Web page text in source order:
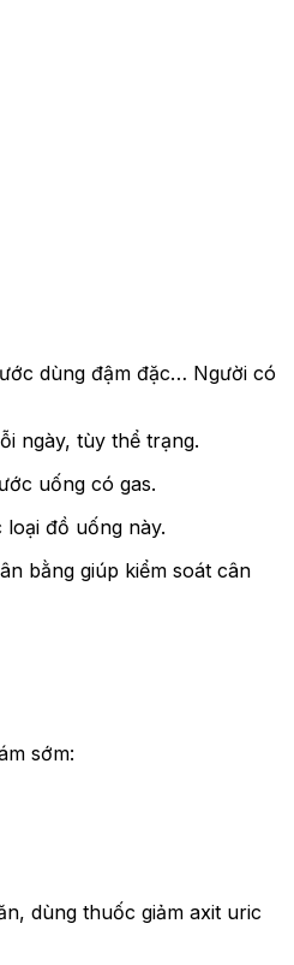
dùng đậm đặc… Người có
ngày, tùy thể trạng.
uống có gas.
đồ uống này.
bằng giúp kiểm soát cân
sớm:
dùng thuốc giảm axit uric